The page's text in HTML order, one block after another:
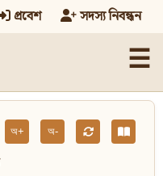
প্রবেশ সদস্য নিবন্ধন
☰
অ+ অ-